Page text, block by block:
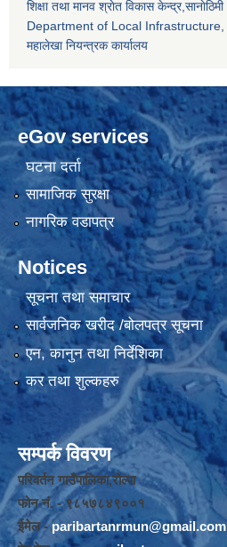
शिक्षा तथा मानव श्राेत विकास
Department of Local Infrastructure,
महालेखा नियन्त्रक कार्यालय
eGov services
घटना दर्ता
सामाजिक सुरक्षा
नागरिक वडापत्र
Notices
सूचना तथा समाचार
सार्वजनिक खरीद /बोलपत्र सूचना
एन, कानुन तथा निर्देशिका
कर तथा शुल्कहरु
सम्पर्क विवरण
परिवर्तन गाउँपालिका,रोल्पा
फोन नंं. - ९८५७८४९००१
ईमेल -paribartanrmun@gmail.com